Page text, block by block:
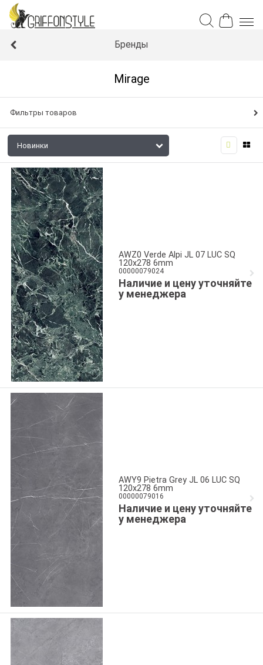
Бренды
Mirage
Фильтры товаров
AWZ0 Verde Alpi JL 07 LUC SQ
120x278 6mm
00000079024
Наличие и цену уточняйте
у менеджера
AWY9 Pietra Grey JL 06 LUC SQ
120x278 6mm
00000079016
Наличие и цену уточняйте
у менеджера